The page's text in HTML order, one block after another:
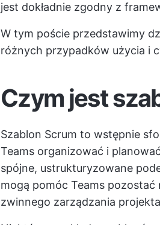
jest dokładnie zgodny z
W tym poście przedstawimy
różnych przypadków użycia i
Czym jest
Szablon Scrum to wstępnie
Teams organizować i
spójne, ustrukturyzowane
mogą pomóc Teams
zwinnego zarządzania